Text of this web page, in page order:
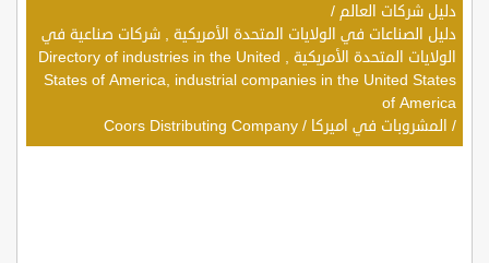
دليل شركات العالم /
دليل الصناعات في الولايات المتحدة الأمريكية , شركات صناعية في
الولايات المتحدة الأمريكية , Directory of industries in the United
States of America, industrial companies in the United States
of America
/ المشروبات في اميركا /
Coors Distributing Company